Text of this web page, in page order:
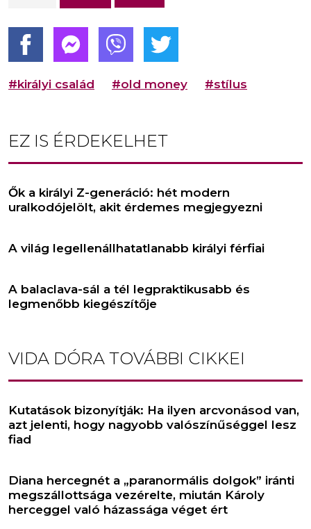
#királyi család #old money #stílus
EZ IS ÉRDEKELHET
Ők a királyi Z-generáció: hét modern
uralkodójelölt, akit érdemes megjegyezni
A világ legellenállhatatlanabb királyi férfiai
A balaclava-sál a tél legpraktikusabb és
legmenőbb kiegészítője
VIDA DÓRA TOVÁBBI CIKKEI
Kutatások bizonyítják: Ha ilyen arcvonásod van,
azt jelenti, hogy nagyobb valószínűséggel lesz
fiad
Diana hercegnét a „paranormális dolgok” iránti
megszállottsága vezérelte, miután Károly
herceggel való házassága véget ért